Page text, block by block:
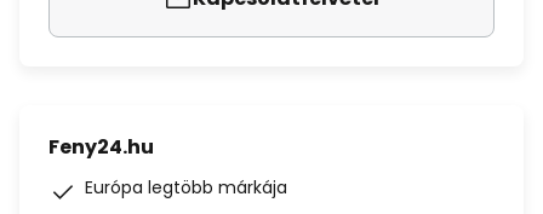
Feny24.hu
Európa legtöbb márkája